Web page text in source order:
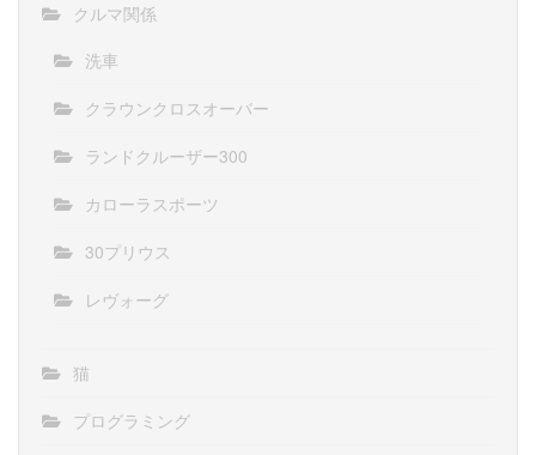
クルマ関係
洗車
クラウンクロスオーバー
ランドクルーザー300
カローラスポーツ
30プリウス
レヴォーグ
猫
プログラミング